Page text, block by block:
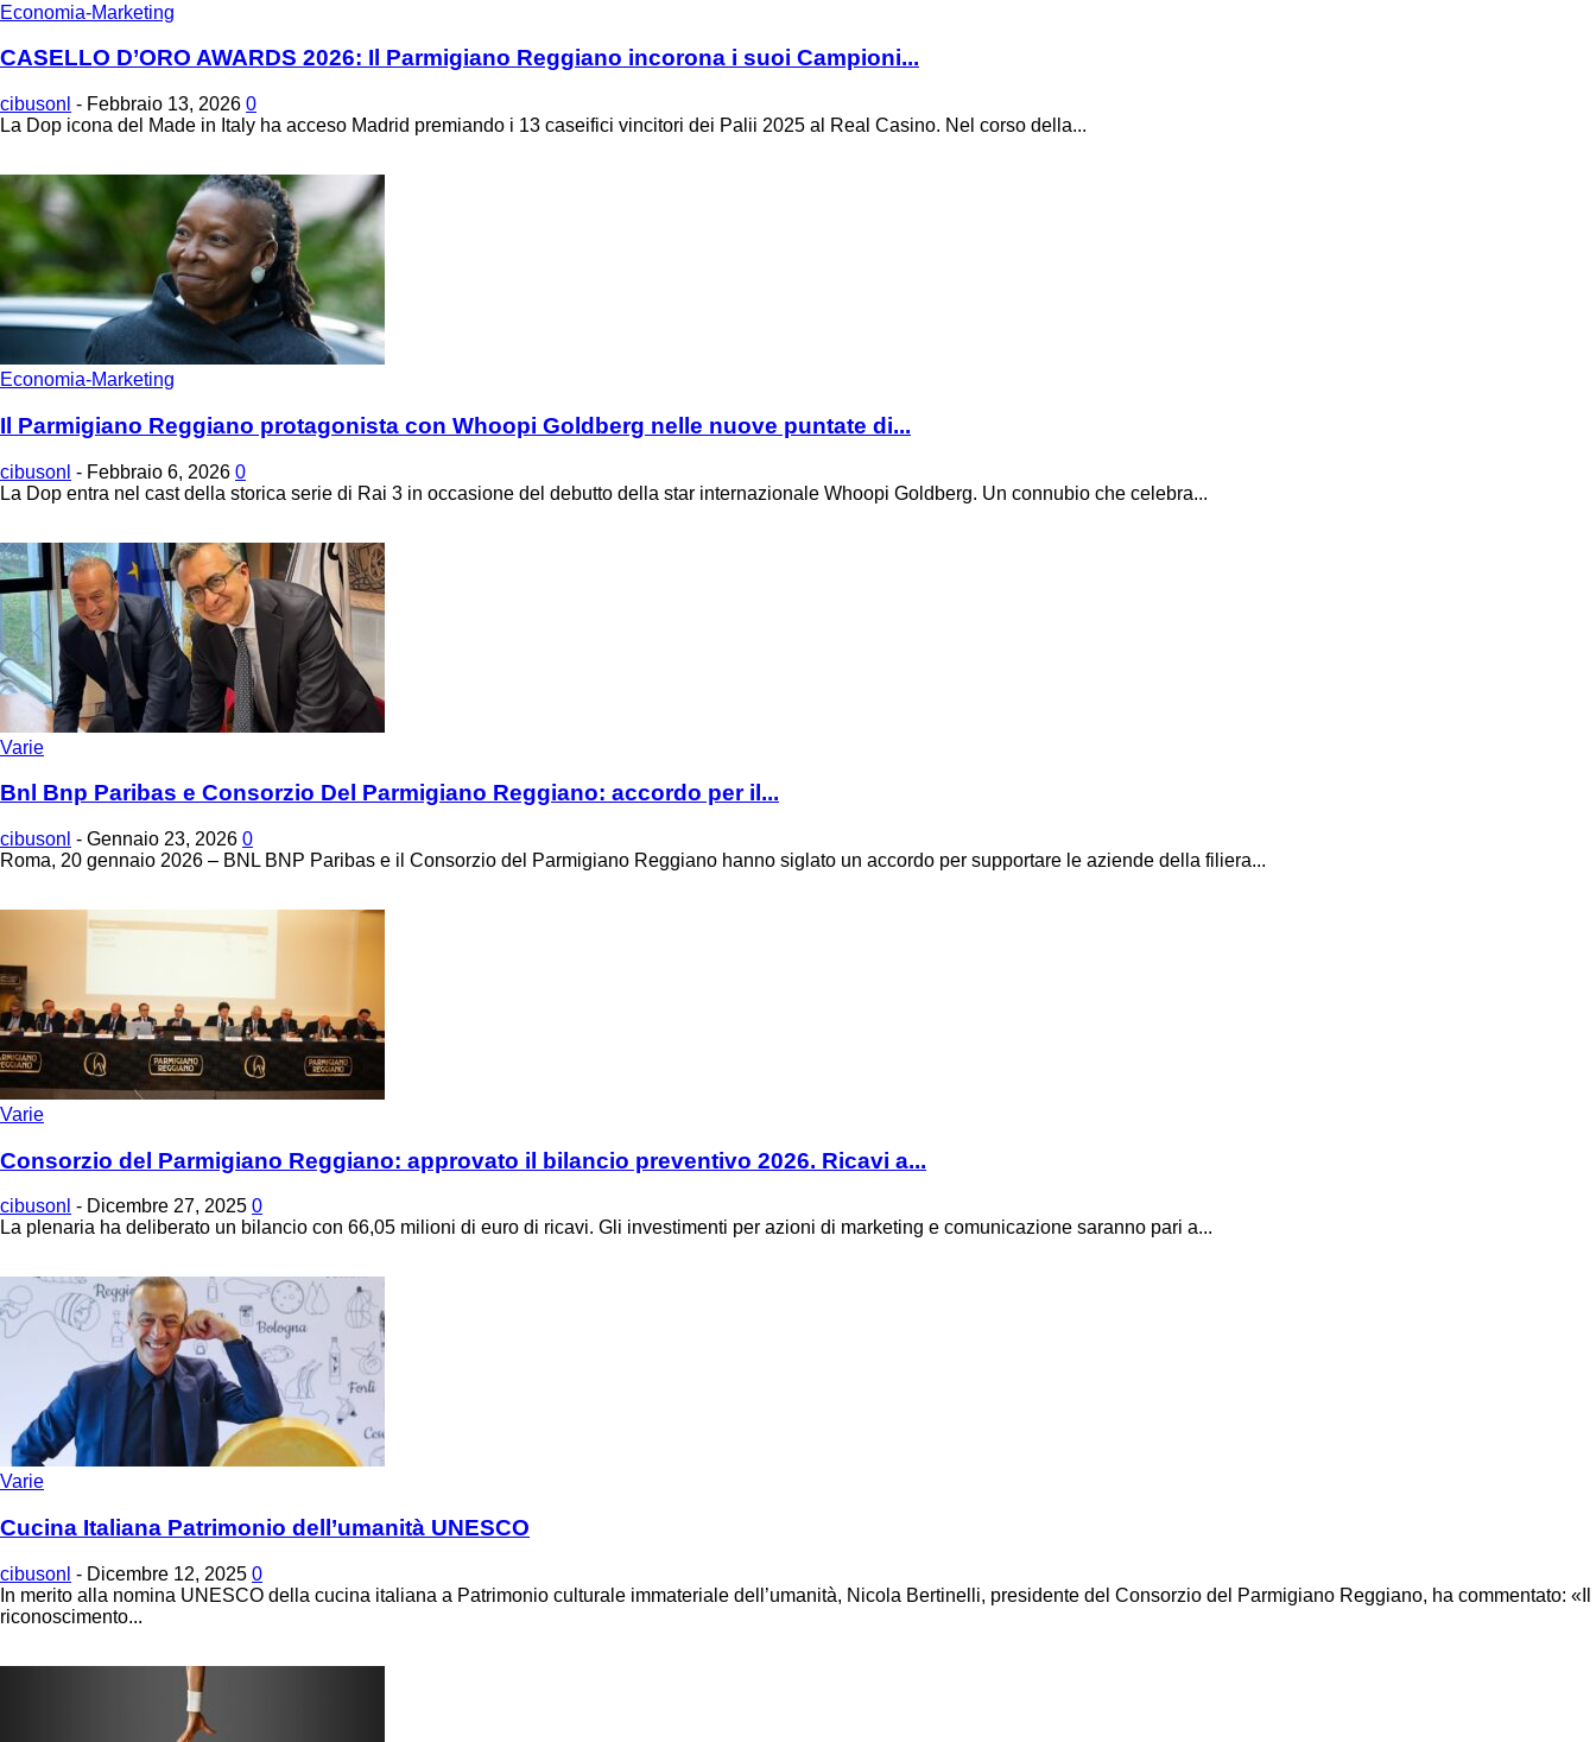
Economia-Marketing
CASELLO D’ORO AWARDS 2026: Il Parmigiano Reggiano incorona i suoi Campioni...
cibusonl - Febbraio 13, 2026 0
La Dop icona del Made in Italy ha acceso Madrid premiando i 13 caseifici vincitori dei Palii 2025 al Real Casino. Nel corso della...
Economia-Marketing
Il Parmigiano Reggiano protagonista con Whoopi Goldberg nelle nuove puntate di...
cibusonl - Febbraio 6, 2026 0
La Dop entra nel cast della storica serie di Rai 3 in occasione del debutto della star internazionale Whoopi Goldberg. Un connubio che celebra...
Varie
Bnl Bnp Paribas e Consorzio Del Parmigiano Reggiano: accordo per il...
cibusonl - Gennaio 23, 2026 0
Roma, 20 gennaio 2026 – BNL BNP Paribas e il Consorzio del Parmigiano Reggiano hanno siglato un accordo per supportare le aziende della filiera...
Varie
Consorzio del Parmigiano Reggiano: approvato il bilancio preventivo 2026. Ricavi a...
cibusonl - Dicembre 27, 2025 0
La plenaria ha deliberato un bilancio con 66,05 milioni di euro di ricavi. Gli investimenti per azioni di marketing e comunicazione saranno pari a...
Varie
Cucina Italiana Patrimonio dell’umanità UNESCO
cibusonl - Dicembre 12, 2025 0
In merito alla nomina UNESCO della cucina italiana a Patrimonio culturale immateriale dell’umanità, Nicola Bertinelli, presidente del Consorzio del Parmigiano Reggiano, ha commentato: «Il
riconoscimento...